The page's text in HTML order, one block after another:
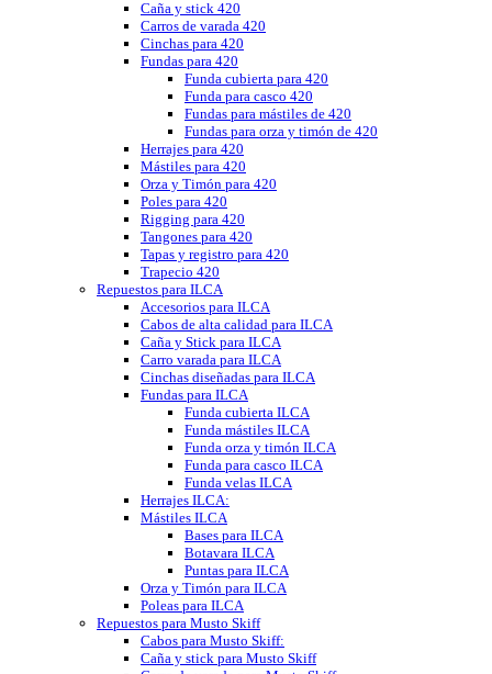
Caña y stick 420
Carros de varada 420
Cinchas para 420
Fundas para 420
Funda cubierta para 420
Funda para casco 420
Fundas para mástiles de 420
Fundas para orza y timón de 420
Herrajes para 420
Mástiles para 420
Orza y Timón para 420
Poles para 420
Rigging para 420
Tangones para 420
Tapas y registro para 420
Trapecio 420
Repuestos para ILCA
Accesorios para ILCA
Cabos de alta calidad para ILCA
Caña y Stick para ILCA
Carro varada para ILCA
Cinchas diseñadas para ILCA
Fundas para ILCA
Funda cubierta ILCA
Funda mástiles ILCA
Funda orza y timón ILCA
Funda para casco ILCA
Funda velas ILCA
Herrajes ILCA:
Mástiles ILCA
Bases para ILCA
Botavara ILCA
Puntas para ILCA
Orza y Timón para ILCA
Poleas para ILCA
Repuestos para Musto Skiff
Cabos para Musto Skiff:
Caña y stick para Musto Skiff